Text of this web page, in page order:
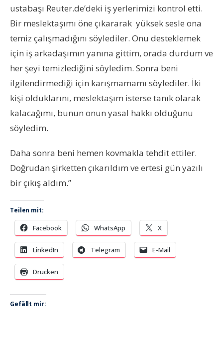
ustabaşı Reuter.de’deki iş yerlerimizi kontrol etti.
Bir meslektaşımı öne çıkararak yüksek sesle ona
temiz çalışmadığını söylediler. Onu desteklemek
için iş arkadaşımın yanına gittim, orada durdum ve
her şeyi temizlediğini söyledim. Sonra beni
ilgilendirmediği için karışmamamı söylediler. İki
kişi olduklarını, meslektaşım isterse tanık olarak
kalacağımı, bunun onun yasal hakkı olduğunu
söyledim.
Daha sonra beni hemen kovmakla tehdit ettiler.
Doğrudan şirketten çıkarıldım ve ertesi gün yazılı
bir çıkış aldım.”
Teilen mit:
Facebook WhatsApp X
LinkedIn Telegram E-Mail
Drucken
Gefällt mir: